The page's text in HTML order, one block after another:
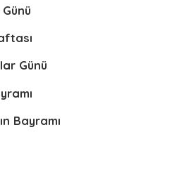
Günü
Bayramı